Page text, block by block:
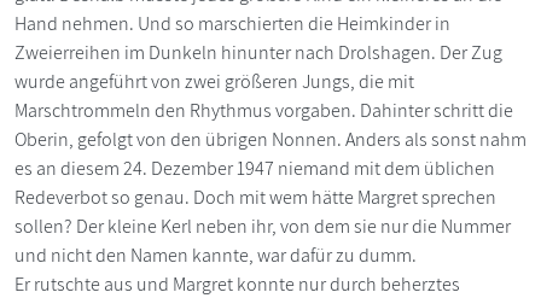
Hand nehmen. Und so marschierten die Heimkinder in
Zweierreihen im Dunkeln hinunter nach Drolshagen. Der Zug
wurde angeführt von zwei größeren Jungs, die mit
Marschtrommeln den Rhythmus vorgaben. Dahinter schritt die
Oberin, gefolgt von den übrigen Nonnen. Anders als sonst nahm
es an diesem 24. Dezember 1947 niemand mit dem üblichen
Redeverbot so genau. Doch mit wem hätte Margret sprechen
sollen? Der kleine Kerl neben ihr, von dem sie nur die Nummer
und nicht den Namen kannte, war dafür zu dumm.
Er rutschte aus und Margret konnte nur durch beherztes